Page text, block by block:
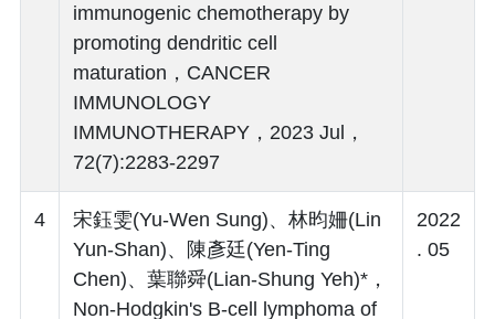
immunogenic chemotherapy by
promoting dendritic cell
maturation，CANCER
IMMUNOLOGY
IMMUNOTHERAPY，2023 Jul，
72(7):2283-2297
4
宋鈺雯(Yu-Wen Sung)、林昀姍(Lin
Yun-Shan)、陳彥廷(Yen-Ting
Chen)、葉聯舜(Lian-Shung Yeh)*，
Non-Hodgkin's B-cell lymphoma of
2022
. 05